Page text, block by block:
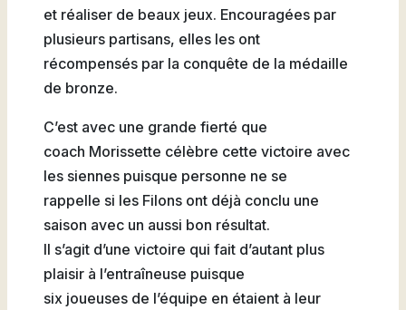
et réaliser de beaux jeux. Encouragées par
plusieurs partisans, elles les ont
récompensés par la conquête de la médaille
de bronze.
C’est avec une grande fierté que
coach Morissette célèbre cette victoire avec
les siennes puisque personne ne se
rappelle si les Filons ont déjà conclu une
saison avec un aussi bon résultat.
Il s’agit d’une victoire qui fait d’autant plus
plaisir à l’entraîneuse puisque
six joueuses de l’équipe en étaient à leur